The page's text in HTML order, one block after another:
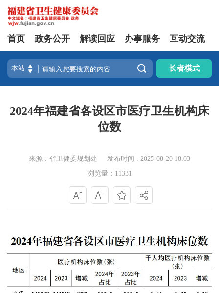
首页 政务公开 解读回应 办事服务 互动交流
 长者模式
2024年福建省各设区市医疗卫生机构床
位数
来源：省卫健委规划处
发布时间 : 2025-08-20 18:03
浏览量：11331